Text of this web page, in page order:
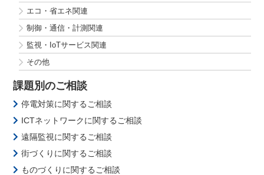
エコ・省エネ関連
制御・通信・計測関連
監視・IoTサービス関連
その他
課題別のご相談
停電対策に関するご相談
ICTネットワークに関するご相談
遠隔監視に関するご相談
街づくりに関するご相談
ものづくりに関するご相談